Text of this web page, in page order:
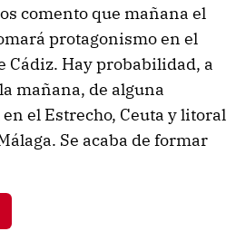
comento que mañana el
protagonismo en el
Cádiz. Hay probabilidad, a
mañana, de alguna
el Estrecho, Ceuta y litoral
Se acaba de formar